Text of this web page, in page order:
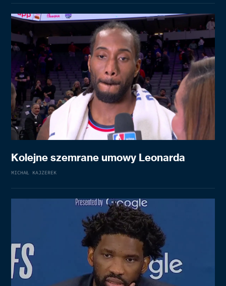
Kolejne szemrane umowy Leonarda
MICHAŁ KAJZEREK